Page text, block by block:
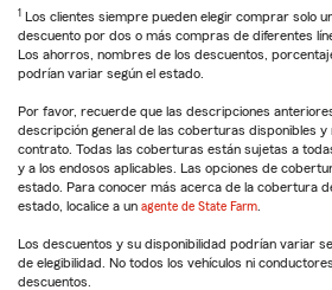
1 Los clientes siempre pueden elegir comprar solo
descuento por dos o más compras de diferentes
Los ahorros, nombres de los descuentos,
podrían variar según el estado.
Por favor, recuerde que las descripciones
descripción general de las coberturas disponibles y
contrato. Todas las coberturas están sujetas a
y a los endosos aplicables. Las opciones de
estado. Para conocer más acerca de la cobertura
estado, localice a un agente de State Farm
Los descuentos y su disponibilidad podrían variar
de elegibilidad. No todos los vehículos ni
descuentos.